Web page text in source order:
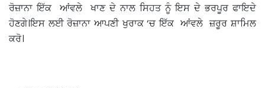
ਰੋਜ਼ਾਨਾ ਇੱਕ ਆਂਵਲੇ ਖਾਣ ਦੇ ਨਾਲ ਸਿਹਤ ਨੂੰ ਇਸ ਦੇ ਭਰਪੂਰ ਫਾਇਦੇ
ਹੋਣਗੇ।ਇਸ ਲਈ ਰੋਜ਼ਾਨਾ ਆਪਣੀ ਖੁਰਾਕ ‘ਚ ਇੱਕ ਆਂਵਲੇ ਜ਼ਰੂਰ ਸ਼ਾਮਿਲ
ਕਰੋ।